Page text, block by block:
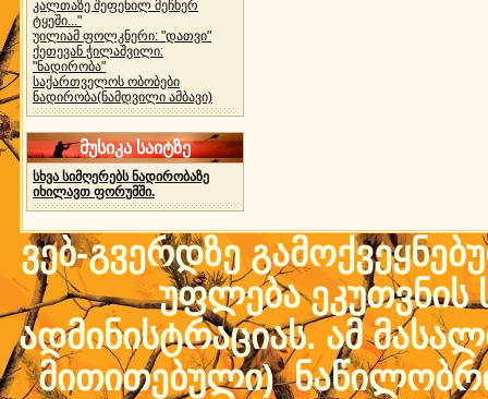
კალთაზე შეფენილ მეჩხერ
ტყეში..."
უილიამ ფოლკნერი: "დათვი"
ქეთევან ჭილაშვილი:
"ნადირობა"
საქართველოს ობობები
ნადირობა(ნამდვილი ამბავი)
მუსიკა საიტზე
სხვა სიმღერებს ნადირობაზე
იხილავთ ფორუმში.
ვებ-გვერდზე
უფლება ეკუთვნის
ადმინისტრაციას. ამ
მითითებული)